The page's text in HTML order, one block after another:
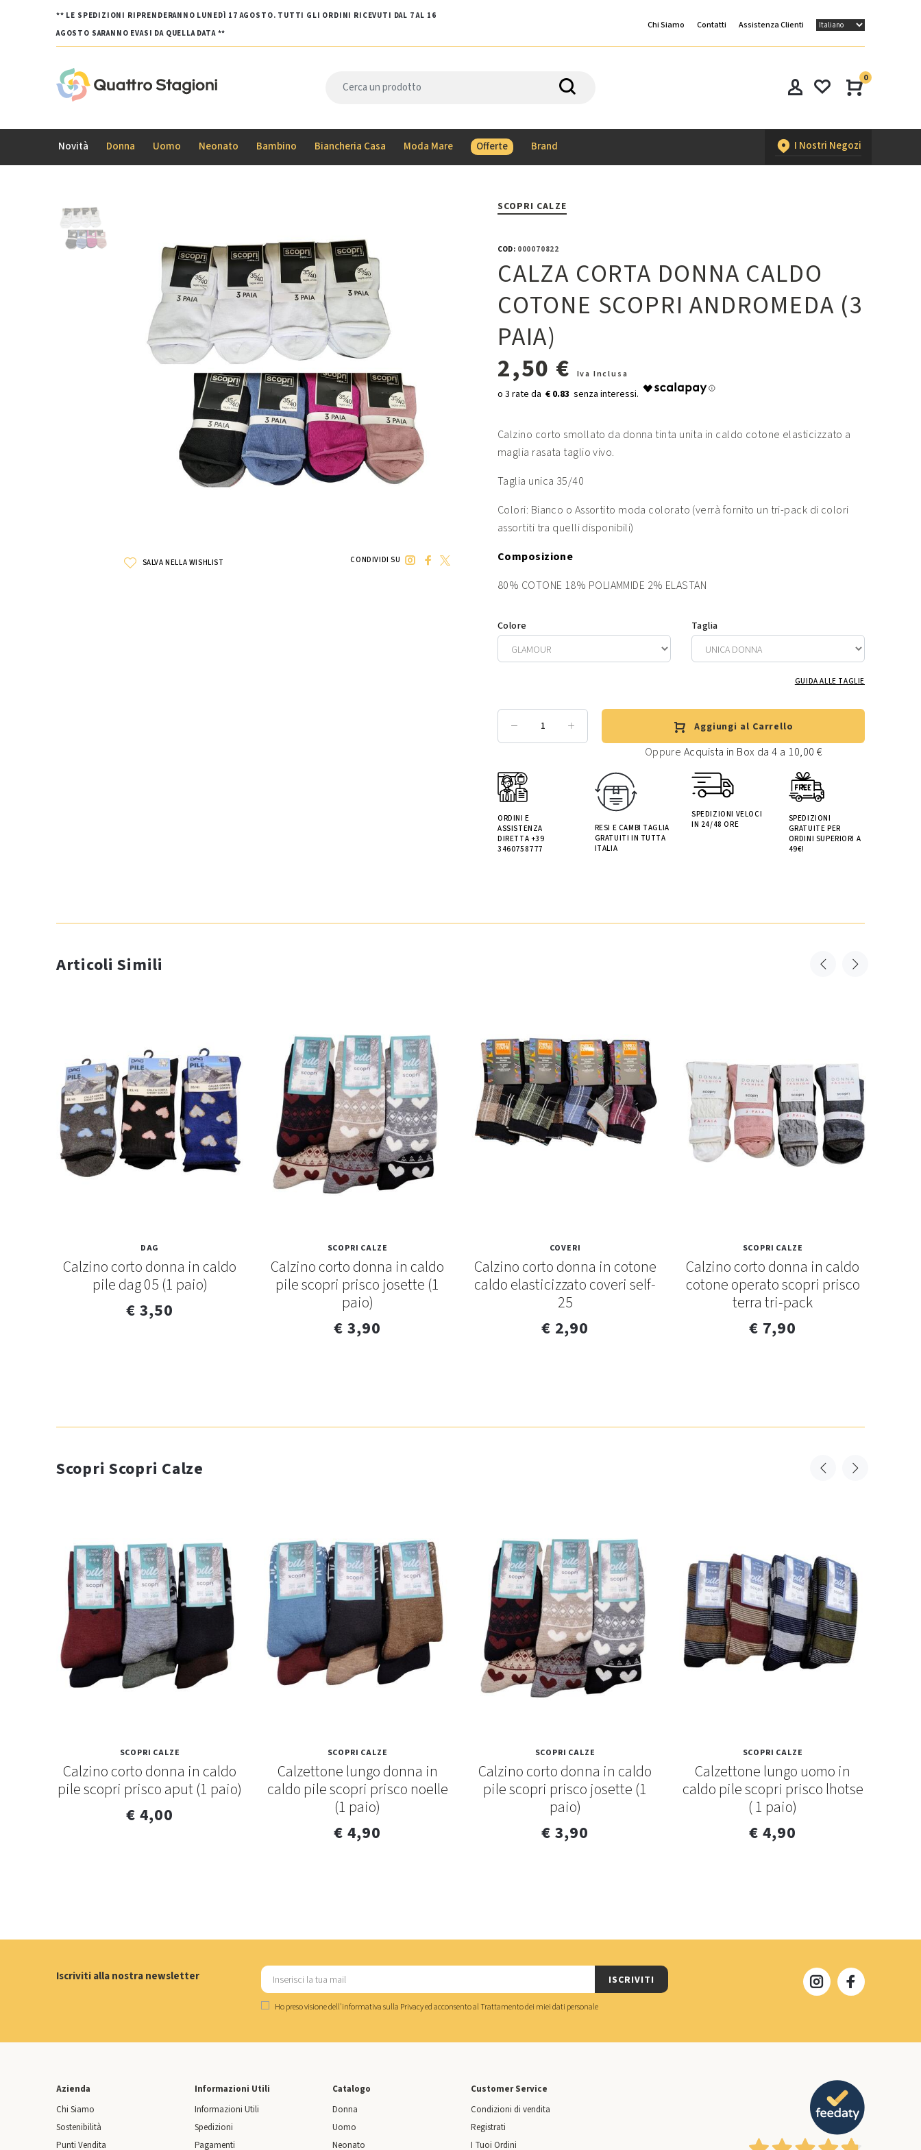
** LE SPEDIZIONI RIPRENDERANNO LUNEDÌ 17 AGOSTO. TUTTI GLI ORDINI RICEVUTI DAL 7 AL 16
AGOSTO SARANNO EVASI DA QUELLA DATA **
Chi Siamo Contatti Assistenza Clienti
0
Novità Donna Uomo Neonato Bambino Biancheria Casa Moda Mare Offerte Brand I Nostri Negozi
SALVA NELLA WISHLIST CONDIVIDI SU
SCOPRI CALZE
COD:000070822
CALZA CORTA DONNA CALDO
COTONE SCOPRI ANDROMEDA (3
PAIA)
2,50 €
Iva Inclusa
€ 0.83
Calzino corto smollato da donna tinta unita in caldo cotone elasticizzato a
maglia rasata taglio vivo.
Taglia unica 35/40
Colori: Bianco o Assortito moda colorato (verrà fornito un tri-pack di colori
assortiti tra quelli disponibili)
Composizione
80% COTONE 18% POLIAMMIDE 2% ELASTAN
Colore Taglia
GUIDA ALLE TAGLIE
Aggiungi al Carrello
Oppure Acquista in Box da 4 a 10,00 €
ORDINI E
ASSISTENZA
DIRETTA +39
3460758777
RESI E CAMBI TAGLIA
GRATUITI IN TUTTA
ITALIA
SPEDIZIONI VELOCI
IN 24/48 ORE
SPEDIZIONI
GRATUITE PER
ORDINI SUPERIORI A
49€!
Articoli Simili
DAG
Calzino corto donna in caldo
pile dag 05 (1 paio)
€ 3,50
SCOPRI CALZE
Calzino corto donna in caldo
pile scopri prisco josette (1
paio)
€ 3,90
COVERI
Calzino corto donna in cotone
caldo elasticizzato coveri self-
25
€ 2,90
SCOPRI CALZE
Calzino corto donna in caldo
cotone operato scopri prisco
terra tri-pack
€ 7,90
Scopri Scopri Calze
SCOPRI CALZE
Calzino corto donna in caldo
pile scopri prisco aput (1 paio)
€ 4,00
SCOPRI CALZE
Calzettone lungo donna in
caldo pile scopri prisco noelle
(1 paio)
€ 4,90
SCOPRI CALZE
Calzino corto donna in caldo
pile scopri prisco josette (1
paio)
€ 3,90
SCOPRI CALZE
Calzettone lungo uomo in
caldo pile scopri prisco lhotse
( 1 paio)
€ 4,90
Iscriviti alla nostra newsletter ISCRIVITI
Ho preso visione dell'informativa sulla Privacyed acconsento alTrattamento dei miei dati personale
Azienda
Chi Siamo
Sostenibilità
Punti Vendita
Informazioni Utili
Informazioni Utili
Spedizioni
Pagamenti
Catalogo
Donna
Uomo
Neonato
Customer Service
Condizioni di vendita
Registrati
I Tuoi Ordini